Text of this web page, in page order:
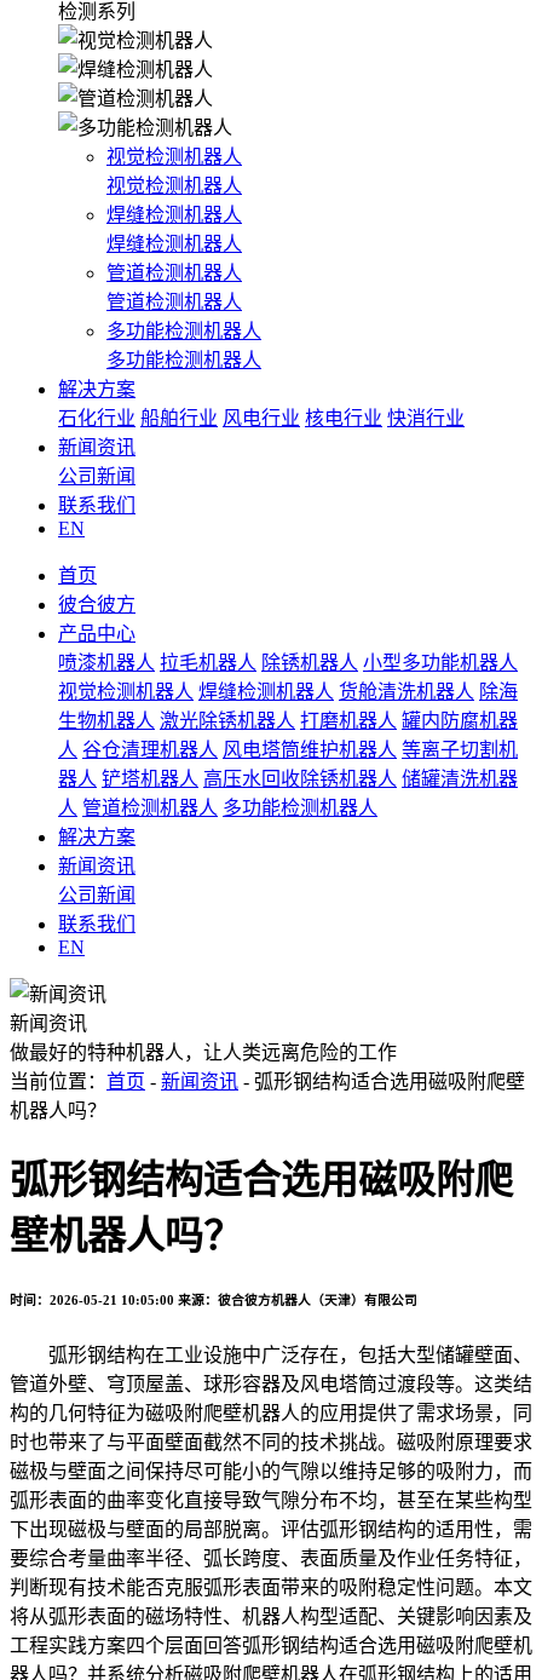
检测系列
视觉检测机器人
视觉检测机器人
焊缝检测机器人
焊缝检测机器人
管道检测机器人
管道检测机器人
多功能检测机器人
多功能检测机器人
解决方案
石化行业 船舶行业 风电行业 核电行业 快消行业
新闻资讯
公司新闻
联系我们
EN
首页
彼合彼方
产品中心
喷漆机器人 拉毛机器人 除锈机器人 小型多功能机器人
视觉检测机器人 焊缝检测机器人 货舱清洗机器人 除海
生物机器人 激光除锈机器人 打磨机器人 罐内防腐机器
人 谷仓清理机器人 风电塔筒维护机器人 等离子切割机
器人 铲塔机器人 高压水回收除锈机器人 储罐清洗机器
人 管道检测机器人 多功能检测机器人
解决方案
新闻资讯
公司新闻
联系我们
EN
新闻资讯
做最好的特种机器人，让人类远离危险的工作
当前位置： 首页 - 新闻资讯 - 弧形钢结构适合选用磁吸附爬壁
机器人吗？
弧形钢结构适合选用磁吸附爬
壁机器人吗？
时间：2026-05-21 10:05:00 来源：彼合彼方机器人（天津）有限公司
弧形钢结构在工业设施中广泛存在，包括大型储罐壁面、
管道外壁、穹顶屋盖、球形容器及风电塔筒过渡段等。这类结
构的几何特征为磁吸附爬壁机器人的应用提供了需求场景，同
时也带来了与平面壁面截然不同的技术挑战。磁吸附原理要求
磁极与壁面之间保持尽可能小的气隙以维持足够的吸附力，而
弧形表面的曲率变化直接导致气隙分布不均，甚至在某些构型
下出现磁极与壁面的局部脱离。评估弧形钢结构的适用性，需
要综合考量曲率半径、弧长跨度、表面质量及作业任务特征，
判断现有技术能否克服弧形表面带来的吸附稳定性问题。本文
将从弧形表面的磁场特性、机器人构型适配、关键影响因素及
工程实践方案四个层面回答弧形钢结构适合选用磁吸附爬壁机
器人吗？并系统分析磁吸附爬壁机器人在弧形钢结构上的适用